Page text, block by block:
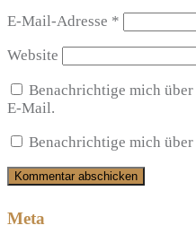
E-Mail-Adresse *
Website
Benachrichtige mich
E-Mail.
Benachrichtige mich
Meta